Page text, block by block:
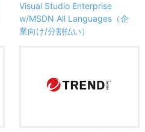
Visual Studio Enterprise
w/MSDN All Languages（企
業向け/分割払い）